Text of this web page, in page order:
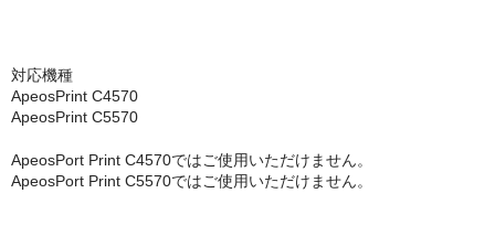
リソー RISO
リコー RICOH
対応機種
ApeosPrint C4570
ApeosPrint C5570
ApeosPort Print C4570ではご使用いただけません。
ApeosPort Print C5570ではご使用いただけません。